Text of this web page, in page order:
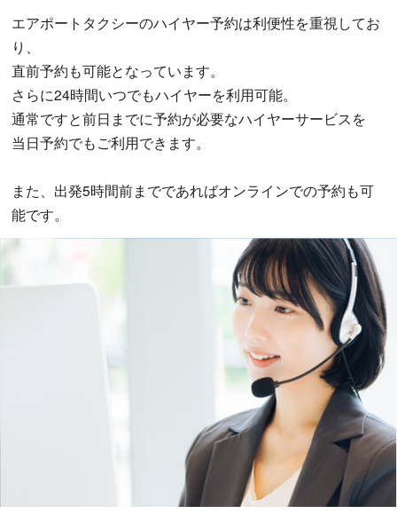
エアポートタクシーのハイヤー予約は利便性を重視してお
り、
直前予約も可能となっています。
さらに24時間いつでもハイヤーを利用可能。
通常ですと前日までに予約が必要なハイヤーサービスを
当日予約でもご利用できます。
また、出発5時間前までであればオンラインでの予約も可
能です。